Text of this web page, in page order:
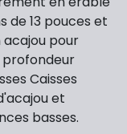
de 13 pouces et
acajou pour
profondeur
Caisses
et
basses.